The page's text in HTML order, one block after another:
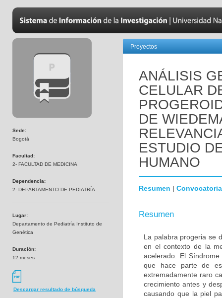
Sede:
Bogotá
Facultad:
2- FACULTAD DE MEDICINA
Dependencia:
2- DEPARTAMENTO DE PEDIATRÍA
Lugar:
Departamento de Pediatría Instituto de
Genética
Duración:
12 meses
Descargar resultado de búsqueda
Proyectos
ANÁLISIS
CELULAR
DE
ESTUDIO
HUMANO
Resumen | Convocatoria
Resumen
La palabra progeria se
en el contexto de la
acelerado. El
que hace parte de
extremadamente raro
crecimiento antes y
causando que la piel